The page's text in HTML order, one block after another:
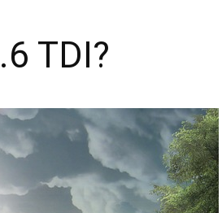
TDI?